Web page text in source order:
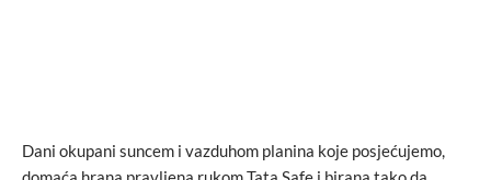
Dani okupani suncem i vazduhom planina koje posjećujemo,